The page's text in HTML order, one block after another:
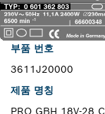
부품 번호
3611J20000
제품 명칭